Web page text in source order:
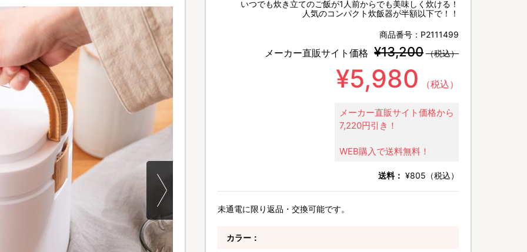
いつでも炊き立てのご飯が1人前からでも美味しく炊ける！
人気のコンパクト炊飯器が半額以下で！！
商品番号： P2111499
メーカー直販サイト価格 ¥13,200 （税込）
¥5,980 （税込）
メーカー直販サイト価格から
7,220円引き！
WEB購入で送料無料！
送料： ¥805（税込）
未通電に限り返品・交換可能です。
カラー：